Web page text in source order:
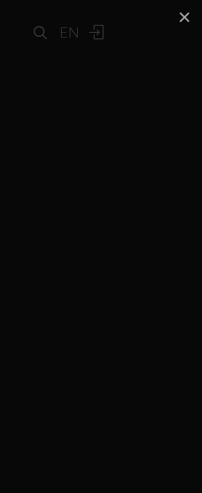
×
EN